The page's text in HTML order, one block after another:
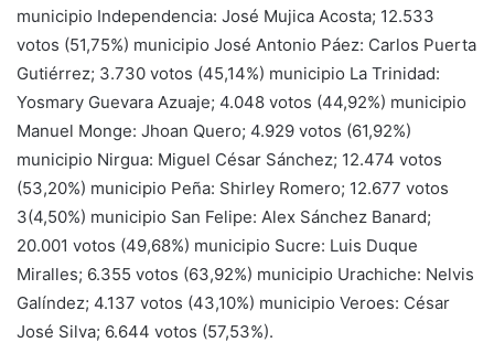
municipio Independencia: José Mujica Acosta; 12.533
votos (51,75%) municipio José Antonio Páez: Carlos Puerta
Gutiérrez; 3.730 votos (45,14%) municipio La Trinidad:
Yosmary Guevara Azuaje; 4.048 votos (44,92%) municipio
Manuel Monge: Jhoan Quero; 4.929 votos (61,92%)
municipio Nirgua: Miguel César Sánchez; 12.474 votos
(53,20%) municipio Peña: Shirley Romero; 12.677 votos
3(4,50%) municipio San Felipe: Alex Sánchez Banard;
20.001 votos (49,68%) municipio Sucre: Luis Duque
Miralles; 6.355 votos (63,92%) municipio Urachiche: Nelvis
Galíndez; 4.137 votos (43,10%) municipio Veroes: César
José Silva; 6.644 votos (57,53%).